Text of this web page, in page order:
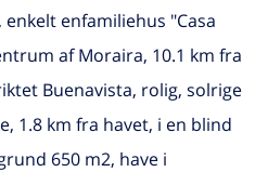
enkelt enfamiliehus "Casa
af Moraira, 10.1 km fra
Buenavista, rolig, solrige
1.8 km fra havet, i en blind
650 m2, have i